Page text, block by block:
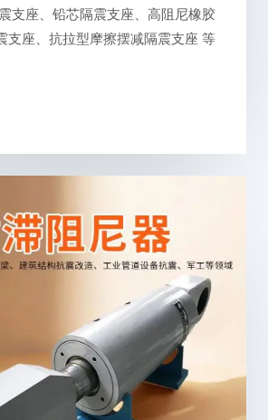
支座、铅芯隔震支座、高阻尼橡胶
支座、抗拉型摩擦摆减隔震支座 等